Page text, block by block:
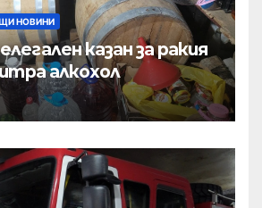
НОВИНИ
казан за ракия
алкохол